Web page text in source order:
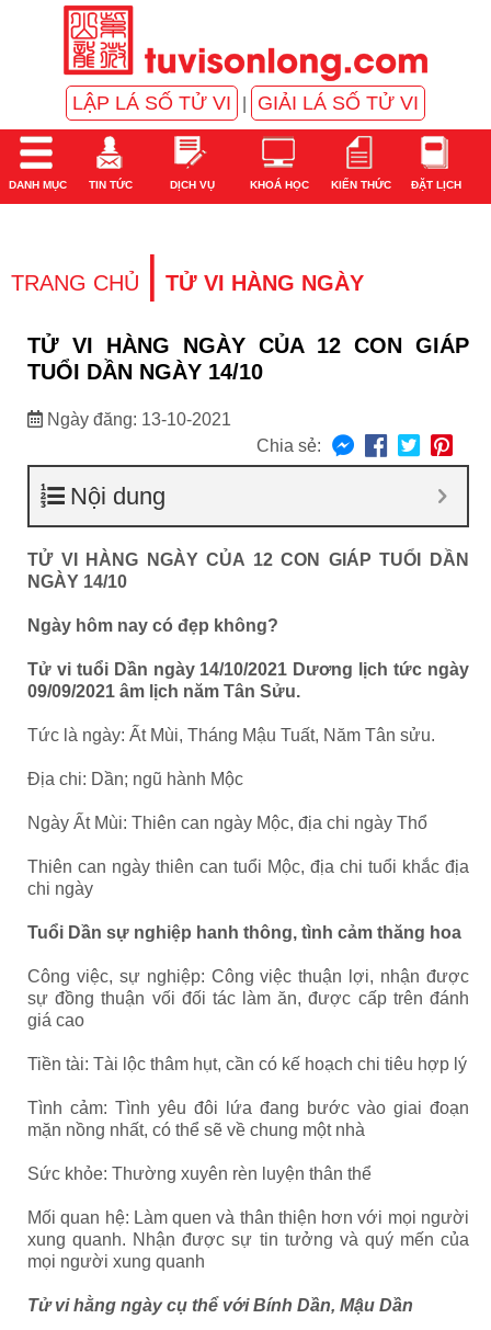
LẬP LÁ SỐ TỬ VI GIẢI LÁ SỐ TỬ VI
DANH MỤC TIN TỨC DỊCH VỤ KHOÁ HỌC KIẾN THỨC ĐẶT LỊCH
TRANG CHỦ | TỬ VI HÀNG NGÀY
TỬ VI HÀNG NGÀY CỦA 12 CON GIÁP
TUỔI DẦN NGÀY 14/10
Ngày đăng: 13-10-2021
Chia sẻ:
Nội dung
TỬ VI HÀNG NGÀY CỦA 12 CON GIÁP TUỔI DẦN
NGÀY 14/10
Ngày hôm nay có đẹp không?
Tử vi tuổi Dần ngày 14/10/2021 Dương lịch tức ngày
09/09/2021 âm lịch năm Tân Sửu.
Tức là ngày: Ất Mùi, Tháng Mậu Tuất, Năm Tân sửu.
Địa chi: Dần; ngũ hành Mộc
Ngày Ất Mùi: Thiên can ngày Mộc, địa chi ngày Thổ
Thiên can ngày thiên can tuổi Mộc, địa chi tuổi khắc địa
chi ngày
Tuổi Dần sự nghiệp hanh thông, tình cảm thăng hoa
Công việc, sự nghiệp: Công việc thuận lợi, nhận được
sự đồng thuận vối đối tác làm ăn, được cấp trên đánh
giá cao
Tiền tài: Tài lộc thâm hụt, cần có kế hoạch chi tiêu hợp lý
Tình cảm: Tình yêu đôi lứa đang bước vào giai đoạn
mặn nồng nhất, có thể sẽ về chung một nhà
Sức khỏe: Thường xuyên rèn luyện thân thể
Mối quan hệ: Làm quen và thân thiện hơn với mọi người
xung quanh. Nhận được sự tin tưởng và quý mến của
mọi người xung quanh
Tử vi hằng ngày cụ thể với Bính Dần, Mậu Dần